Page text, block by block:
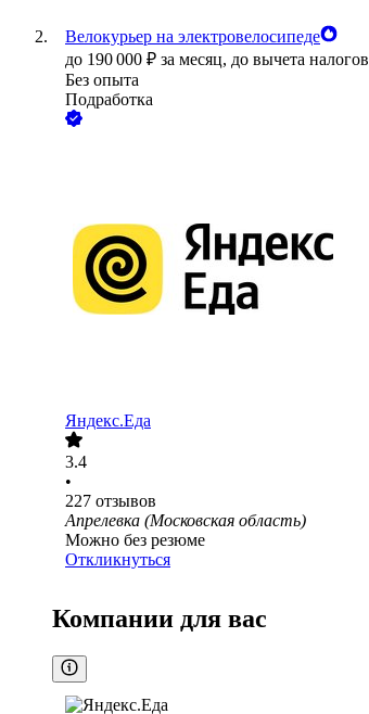
Велокурьер на электровелосипеде
до 190 000 ₽ за месяц, до вычета налогов
Без опыта
Подработка
Яндекс.Еда
3.4
•
227 отзывов
Апрелевка (Московская область)
Можно без резюме
Откликнуться
Компании для вас